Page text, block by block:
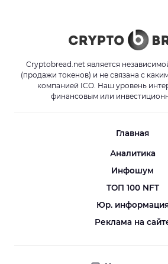
Cryptobread.net является
(продажи токенов) и не связана с
компанией ICO. Наш уровень
финансовым или
Главная
Аналитика
Инфошум
ТОП 100 NFT
Юр.
Реклама на